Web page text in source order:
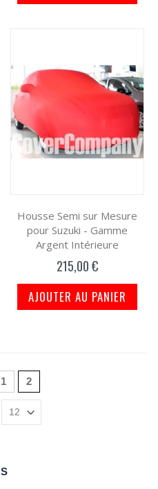
Housse Semi sur Mesure
pour Suzuki - Gamme
Argent Intérieure
215,00 €
AJOUTER AU PANIER
Page
1 Vous lisez actuellement la
2